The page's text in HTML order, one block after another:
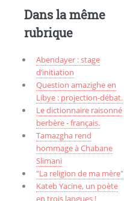
Dans la même
rubrique
Abendayer : stage
d’initiation
Question amazighe en
Libye : projection-débat.
Le dictionnaire raisonné
berbère - français.
Tamazgha rend
hommage à Chabane
Slimani
"La religion de ma mère"
Kateb Yacine, un poète
en trois langues !